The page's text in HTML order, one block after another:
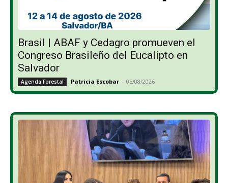
Brasil | ABAF y Cedagro promueven el
Congreso Brasileño del Eucalipto en
Salvador
Agenda Forestal Patricia Escobar - 05/08/2026